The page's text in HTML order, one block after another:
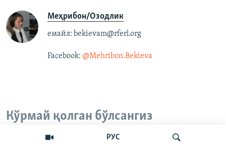
РУС
Меҳрибон/Озодлик
емайл: bekievam@rferl.org
Facebook: @Mehribon.Bekieva​
Кўрмай қолган бўлсангиз
Европа ва АҚШда ўрмон